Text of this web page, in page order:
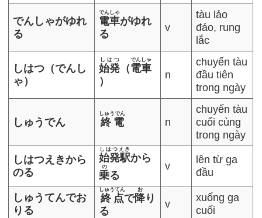
でんしゃがゆれ
る
電車
でんしゃ
がゆれ
る
v
tàu lảo
đảo, rung
lắc
しはつ（でんし
ゃ）
始発
しはつ
（電車
でんしゃ
）
n
chuyến tàu
đầu tiên
trong ngày
しゅうでん 終電
しゅうでん
n
chuyến tàu
cuối cùng
trong ngày
しはつえきから
のる
始発駅
しはつえき
から
乗
の
る
v
lên từ ga
đầu
しゅうてんでお
りる
終点
しゅうてん
で降
お
り
る
v
xuống ga
cuối